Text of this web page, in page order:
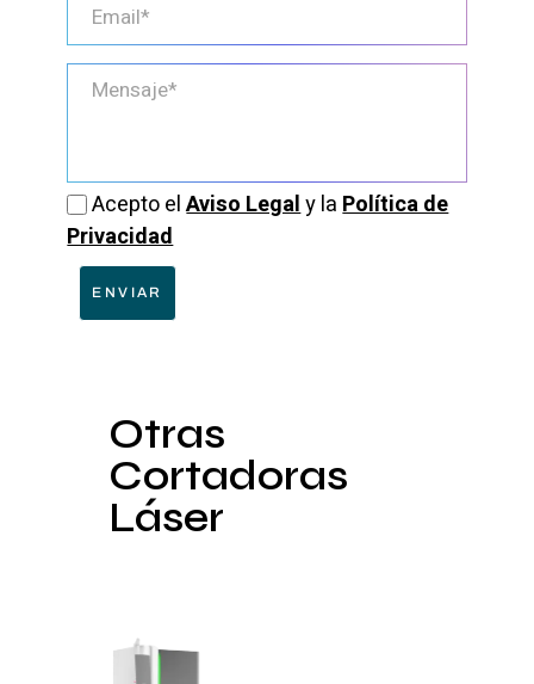
Acepto elAviso Legaly laPolítica de
Privacidad
ENVIAR
Otras
Cortadoras
Láser